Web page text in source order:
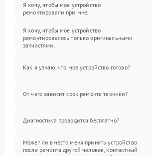
Я хочу, чтобы мое устройство
ремонтировали при мне.
Я хочу, чтобы мое устройство
ремонтировалось только оригинальными
запчастями.
Как я узнаю, что мое устройство готово?
От чего зависит срок ремонта техники?
Диагностика проводится бесплатно?
Может ли вместо меня принять устройство
после ремонта другой человек, контактный